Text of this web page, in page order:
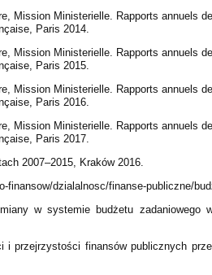
Mission Ministerielle. Rapports annuels
Paris 2014.
Mission Ministerielle. Rapports annuels
Paris 2015.
Mission Ministerielle. Rapports annuels
Paris 2016.
Mission Ministerielle. Rapports annuels
Paris 2017.
2007–2015, Kraków 2016.
finansow/dzialalnosc/finanse-publiczne/
w systemie budżetu zadaniowego
i przejrzystości finansów publicznych